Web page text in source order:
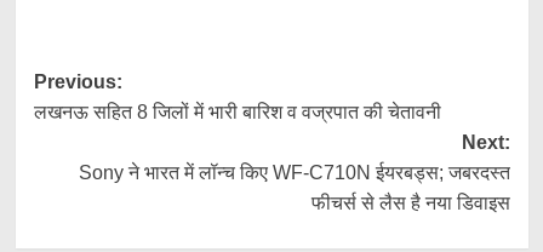
Post
navigation
Previous:
लखनऊ सहित 8 जिलों में भारी बारिश व वज्रपात की चेतावनी
Next:
Sony ने भारत में लॉन्च किए WF-C710N ईयरबड्स; जबरदस्त
फीचर्स से लैस है नया डिवाइस